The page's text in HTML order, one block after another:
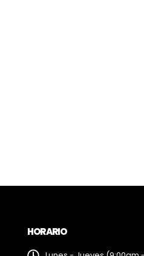
HORARIO